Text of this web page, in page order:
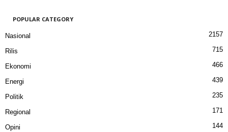
POPULAR CATEGORY
Nasional 2157
Rilis 715
Ekonomi 466
Energi 439
Politik 235
Regional 171
Opini 144